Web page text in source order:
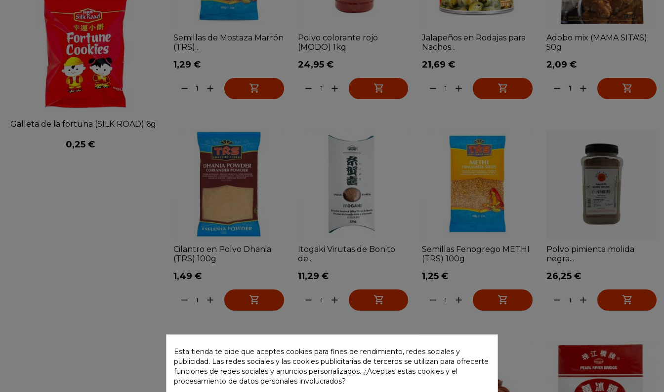
Galleta de la fortuna (SILK ROAD) 6g
0,25 €
Semillas de Mostaza Marrón
(TRS)...
1,29 €
remove add 
Polvo colorante rojo
(MODO) 1kg
24,95 €
remove add 
Jalapeños en Rodajas para
Nachos...
21,69 €
remove add 
Adobo mix (MAMA SITA'S)
50g
2,09 €
remove add 
Cilantro en Polvo Dhania
(TRS) 100g
1,49 €
remove add 
Itogaki Virutas de Bonito
de...
11,29 €
remove add 
Semillas Fenogrego METHI
(TRS) 100g
1,25 €
remove add 
Polvo pimienta molida
negra...
26,25 €
remove add 
Esta tienda te pide que aceptes cookies para fines de rendimiento, redes sociales y
publicidad. Las redes sociales y las cookies publicitarias de terceros se utilizan para ofrecerte
funciones de redes sociales y anuncios personalizados. ¿Aceptas estas cookies y el
procesamiento de datos personales involucrados?